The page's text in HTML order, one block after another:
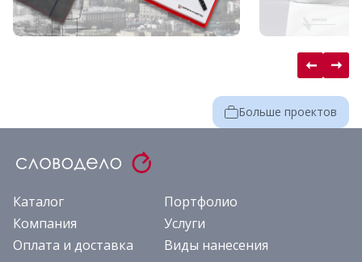
Больше проектов
Каталог
Портфолио
Компания
Услуги
Оплата и доставка
Виды нанесения